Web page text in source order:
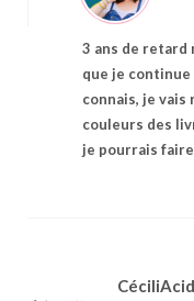
3 ans de retard
que je continue
connais, je vais
couleurs des
je pourrais